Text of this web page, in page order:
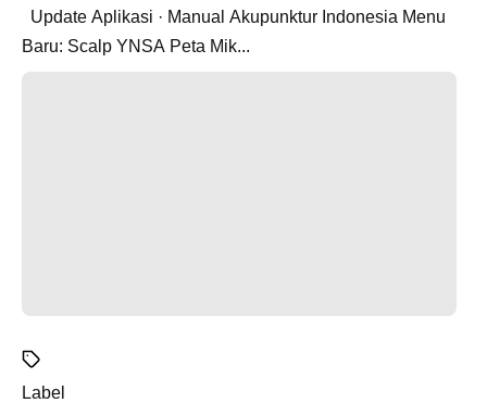
Baru: Scalp YNSA Peta Mik...
Label